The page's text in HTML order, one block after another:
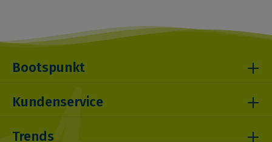
Bootspunkt
Kundenservice
Trends